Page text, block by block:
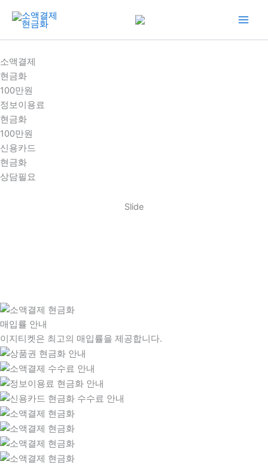
건
너
뛰
기
소액결제
현금화
100만원
정보이용료
현금화
100만원
신용카드
현금화
상담필요
Slide
매입률 안내
이지티켓은 최고의 매입률을 제공합니다.